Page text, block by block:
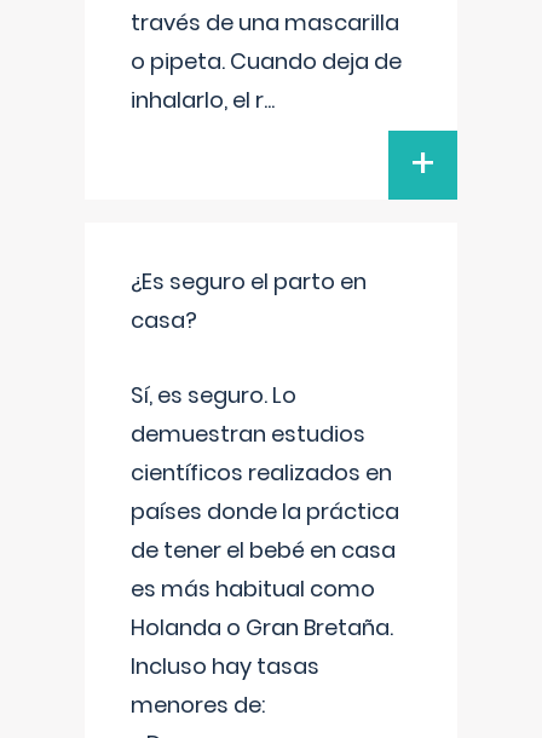
través de una mascarilla
o pipeta. Cuando deja de
inhalarlo, el r...
+
¿Es seguro el parto en
casa?
Sí, es seguro. Lo
demuestran estudios
científicos realizados en
países donde la práctica
de tener el bebé en casa
es más habitual como
Holanda o Gran Bretaña.
Incluso hay tasas
menores de: